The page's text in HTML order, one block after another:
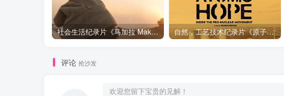
社会生活纪录片《马加拉 Makala》下载 自然，工艺技术纪录片《原子能的希望 Atomic Hope – Inside the Pro-Nuclear Movement》下载
评论 抢沙发